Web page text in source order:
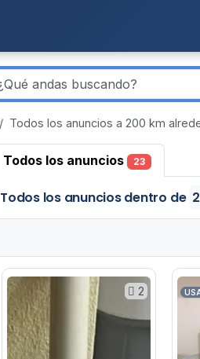
Todos los anuncios a 200 km
Todos los anuncios 23
Todos los anunciosdentro de
2